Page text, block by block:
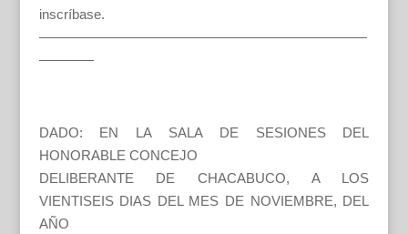
inscríbase.
————————————————————————
————
DADO: EN LA SALA DE SESIONES DEL
HONORABLE CONCEJO
DELIBERANTE DE CHACABUCO, A LOS
VIENTISEIS DIAS DEL MES DE NOVIEMBRE, DEL
AÑO